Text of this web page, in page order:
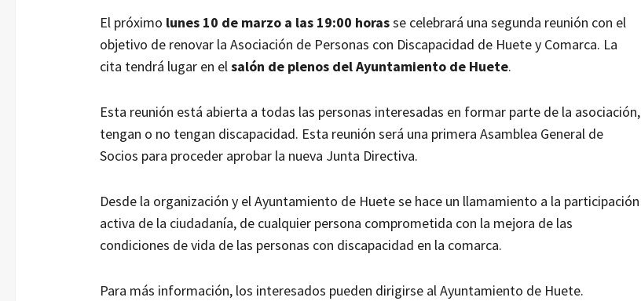
El próximo lunes 10 de marzo a las 19:00 horasse celebrará una segunda reunión con el
objetivo de renovar la Asociación de Personas con Discapacidad de Huete y Comarca. La
cita tendrá lugar en elsalón de plenos del Ayuntamiento de Huete.
Esta reunión está abierta a todas las personas interesadas en formar parte de la asociación,
tengan o no tengan discapacidad. Esta reunión será una primera Asamblea General de
Socios para proceder aprobar la nueva Junta Directiva.
Desde la organización y el Ayuntamiento de Huete se hace un llamamiento a la participación
activa de la ciudadanía, de cualquier persona comprometida con la mejora de las
condiciones de vida de las personas con discapacidad en la comarca.
Para más información, los interesados pueden dirigirse al Ayuntamiento de Huete.